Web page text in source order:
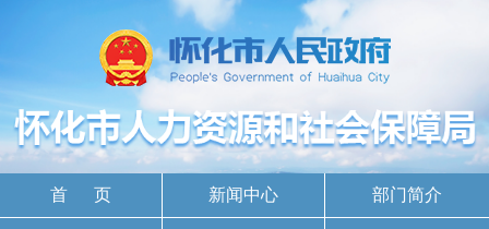
首 页 新闻中心 部门简介